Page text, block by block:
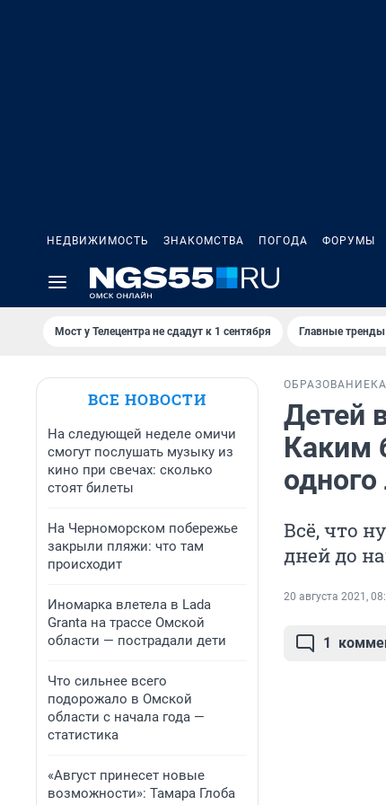
НЕДВИЖИМОСТЬ ЗНАКОМСТВА ПОГОДА ФОРУМЫ
Мост у Телецентра не сдадут к 1 сентября Главные
ВСЕ НОВОСТИ
На следующей неделе омичи
смогут послушать музыку из
кино при свечах: сколько
стоят билеты
На Черноморском побережье
закрыли пляжи: что там
происходит
Иномарка влетела в Lada
Granta на трассе Омской
области — пострадали дети
Что сильнее всего
подорожало в Омской
области с начала года —
статистика
«Август принесет новые
возможности»: Тамара Глоба
ОБРАЗОВАНИЕ
Детей
Каким
Всё, что
дней до
20 августа 2021,
1